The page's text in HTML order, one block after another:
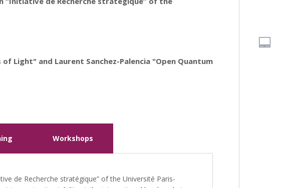
Light" and Laurent Sanchez-Palencia "Open Quantum
Workshops
de Recherche stratégique” of the Université Paris-